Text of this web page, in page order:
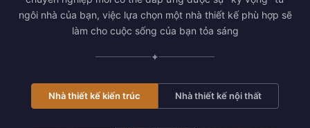
ngôi nhà của bạn, việc lựa chọn một nhà thiết kế phù hợp sẽ
làm cho cuộc sống của bạn tỏa sáng
✦
Nhà thiết kế kiến trúc Nhà thiết kế nội thất